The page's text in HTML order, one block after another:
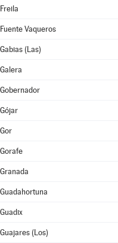
Freila
Fuente Vaqueros
Gabias (Las)
Galera
Gobernador
Gójar
Gor
Gorafe
Granada
Guadahortuna
Guadix
Guajares (Los)